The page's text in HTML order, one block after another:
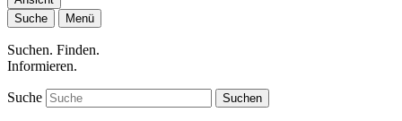
Suche
Menü
Suchen. Finden.
Informieren.
Suche Suchen